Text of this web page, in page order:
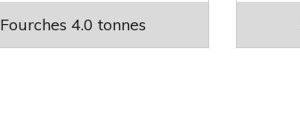
Fourches 4.0 tonnes